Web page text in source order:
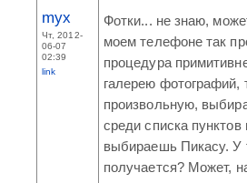
myx
Чт, 2012-
06-07
02:39
link
Фотки... не знаю,
моем телефоне так
процедура
галерею фотографий,
произвольную,
среди списка пунктов
выбираешь Пикасу. У
получается? Может,